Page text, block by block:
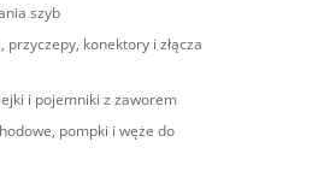
szyb
przyczepy, konektory i złącza
i pojemniki z zaworem
pompki i węże do